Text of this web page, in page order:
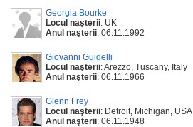
Georgia Bourke
Locul naşterii: UK
Anul naşterii: 06.11.1992
Giovanni Guidelli
Locul naşterii: Arezzo, Tuscany, Italy
Anul naşterii: 06.11.1966
Glenn Frey
Locul naşterii: Detroit, Michigan, USA
Anul naşterii: 06.11.1948